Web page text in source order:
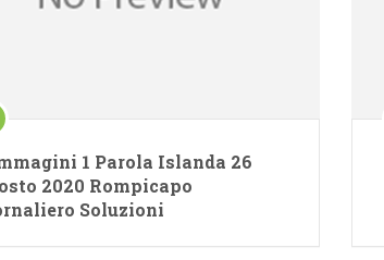
1 Parola Islanda 26
2020 Rompicapo
Soluzioni